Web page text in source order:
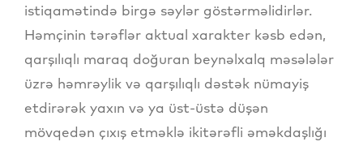
istiqamətində birgə səylər göstərməlidirlər.
Həmçinin tərəflər aktual xarakter kəsb edən,
qarşılıqlı maraq doğuran beynəlxalq məsələlər
üzrə həmrəylik və qarşılıqlı dəstək nümayiş
etdirərək yaxın və ya üst-üstə düşən
mövqedən çıxış etməklə ikitərəfli əməkdaşlığı